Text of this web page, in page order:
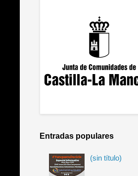
Entradas populares
(sin título)